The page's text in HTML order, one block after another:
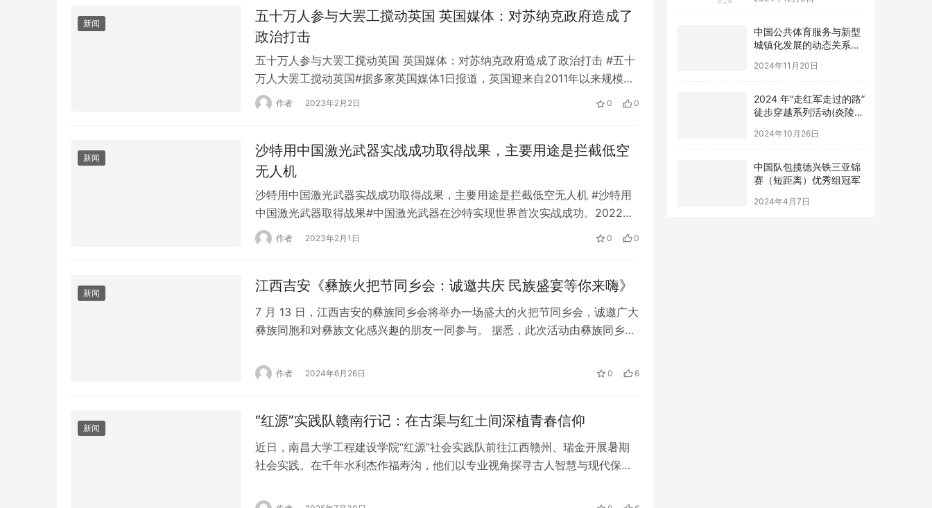
致辞中…
新闻
五十万人参与大罢工搅动英国 英国媒体：对苏纳克政府造成了
政治打击
五十万人参与大罢工搅动英国 英国媒体：对苏纳克政府造成了政治打击 #五十
万人大罢工搅动英国#据多家英国媒体1日报道，英国迎来自2011年以来规模最
大的罢工日，预计将有来自7个工会的50万人参与，其中包括英格兰和威尔士
作者 2023年2月2日 0 0
新闻
沙特用中国激光武器实战成功取得战果，主要用途是拦截低空
无人机
沙特用中国激光武器实战成功取得战果，主要用途是拦截低空无人机 #沙特用
中国激光武器取得战果#中国激光武器在沙特实现世界首次实战成功。2022年
3月初，沙特阿拉伯公开表示，其国防部从中国购买的“沉默猎人”激光拦截装备
作者 2023年2月1日 0 0
新闻 江西吉安《彝族火把节同乡会：诚邀共庆 民族盛宴等你来嗨》
7 月 13 日，江西吉安的彝族同乡会将举办一场盛大的火把节同乡会，诚邀广大
彝族同胞和对彝族文化感兴趣的朋友一同参与。 据悉，此次活动由彝族同乡会
天，将有精彩纷呈的文艺表演，包括传统的点火仪式、激情澎湃的达体舞、悠
作者 2024年6月26日 0 6
新闻 “红源”实践队赣南行记：在古渠与红土间深植青春信仰
近日，南昌大学工程建设学院“红源”社会实践队前往江西赣州、瑞金开展暑期
社会实践。在千年水利杰作福寿沟，他们以专业视角探寻古人智慧与现代保护
走进博物馆、服务福利院等多元实践，深刻理解专业报国与红色基因传承的时
城镇化发展的动态关系及
优化路径研究
徒步穿越系列活动(炎陵
站) 举办
赛（短距离）优秀组冠军